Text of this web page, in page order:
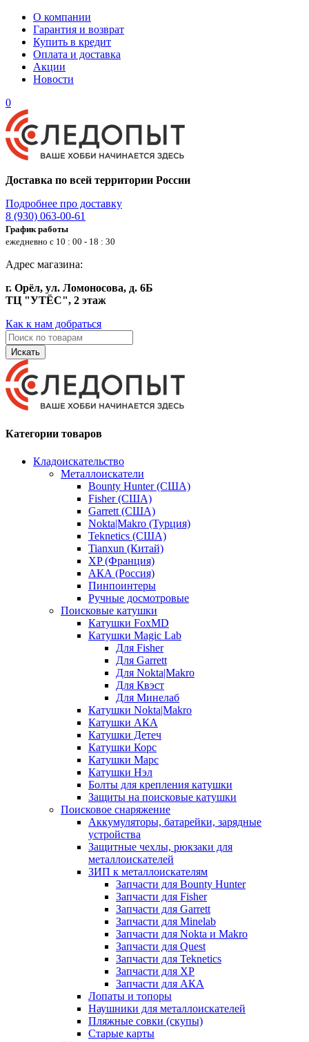
О компании
Гарантия и возврат
Купить в кредит
Оплата и доставка
Акции
Новости
0
Доставка по всей территории России
Подробнее про доставку
8 (930) 063-00-61
График работы
ежедневно с 10 : 00 - 18 : 30
Адрес магазина:
г. Орёл, ул. Ломоносова, д. 6Б
ТЦ "УТЁС", 2 этаж
Как к нам добраться
Искать
Категории товаров
Кладоискательство
Металлоискатели
Bounty Hunter (США)
Fisher (США)
Garrett (США)
Nokta|Makro (Турция)
Teknetics (США)
Tianxun (Китай)
XP (Франция)
АКА (Россия)
Пинпоинтеры
Ручные досмотровые
Поисковые катушки
Катушки FoxMD
Катушки Magic Lab
Для Fisher
Для Garrett
Для Nokta|Makro
Для Квэст
Для Минелаб
Катушки Nokta|Makro
Катушки АКА
Катушки Детеч
Катушки Корс
Катушки Марс
Катушки Нэл
Болты для крепления катушки
Защиты на поисковые катушки
Поисковое снаряжение
Аккумуляторы, батарейки, зарядные
устройства
Защитные чехлы, рюкзаки для
металлоискателей
ЗИП к металлоискателям
Запчасти для Bounty Hunter
Запчасти для Fisher
Запчасти для Garrett
Запчасти для Minelab
Запчасти для Nokta и Makro
Запчасти для Quest
Запчасти для Teknetics
Запчасти для XP
Запчасти для АКА
Лопаты и топоры
Наушники для металлоискателей
Пляжные совки (скупы)
Старые карты